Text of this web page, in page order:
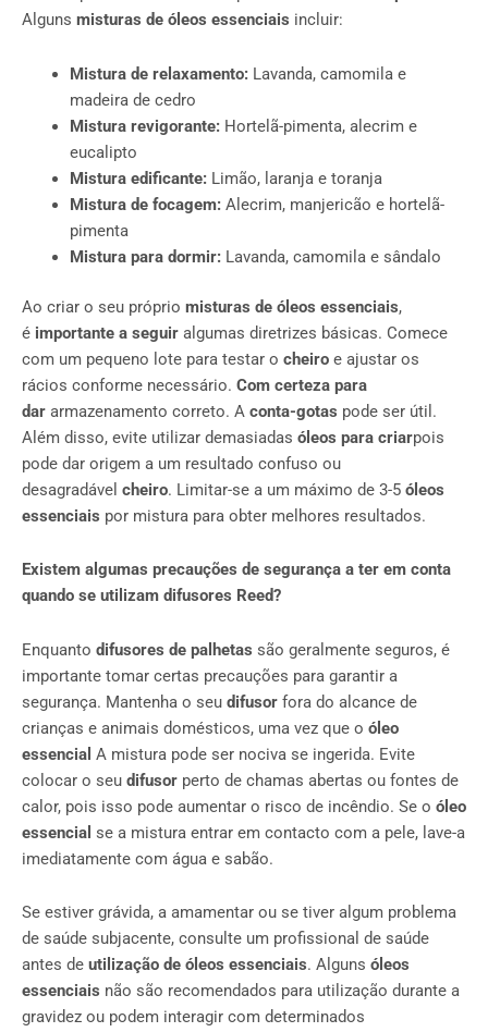
Alguns misturas de óleos essenciais incluir:
Mistura de relaxamento:Lavanda, camomila e
madeira de cedro
Mistura revigorante:Hortelã-pimenta, alecrim e
eucalipto
Mistura edificante:Limão, laranja e toranja
Mistura de focagem:Alecrim, manjericão e hortelã-
pimenta
Mistura para dormir:Lavanda, camomila e sândalo
Ao criar o seu próprio misturas de óleos essenciais,
é importante a seguir algumas diretrizes básicas. Comece
com um pequeno lote para testar o cheiro e ajustar os
rácios conforme necessário. Com certeza para
dar armazenamento correto. A conta-gotas pode ser útil.
Além disso, evite utilizar demasiadas óleos para criarpois
pode dar origem a um resultado confuso ou
desagradável cheiro. Limitar-se a um máximo de 3-5 óleos
essenciais por mistura para obter melhores resultados.
Existem algumas precauções de segurança a ter em conta
quando se utilizam difusores Reed?
Enquanto difusores de palhetas são geralmente seguros, é
importante tomar certas precauções para garantir a
segurança. Mantenha o seu difusor fora do alcance de
crianças e animais domésticos, uma vez que o óleo
essencial A mistura pode ser nociva se ingerida. Evite
colocar o seu difusor perto de chamas abertas ou fontes de
calor, pois isso pode aumentar o risco de incêndio. Se o óleo
essencial se a mistura entrar em contacto com a pele, lave-a
imediatamente com água e sabão.
Se estiver grávida, a amamentar ou se tiver algum problema
de saúde subjacente, consulte um profissional de saúde
antes de utilização de óleos essenciais. Alguns óleos
essenciais não são recomendados para utilização durante a
gravidez ou podem interagir com determinados